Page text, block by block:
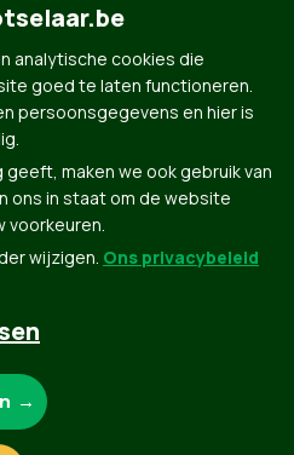
Privacybeleid
analytische cookies die
goed te laten functioneren.
persoonsgegevens en hier is
maken we ook gebruik van
ons in staat om de website
voorkeuren.
wijzigen. Ons privacybeleid